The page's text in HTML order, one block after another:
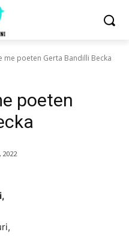
me poeten Gerta Bandilli Becka
poeten
2022